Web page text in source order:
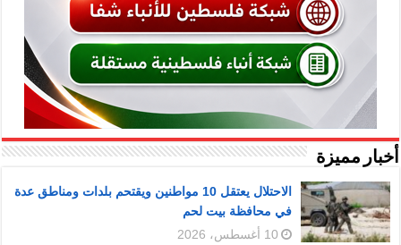
أخبار مميزة
الاحتلال يعتقل 10 مواطنين ويقتحم بلدات ومناطق عدة
في محافظة بيت لحم
10 أغسطس، 2026